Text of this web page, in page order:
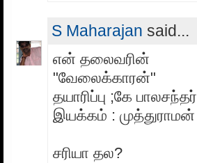
S Maharajan said...
என் தலைவரின்
"வேலைக்காரன்"
தயாரிப்பு ;கே பாலசந்தர்
இயக்கம் : முத்துராமன்
சரியா தல?